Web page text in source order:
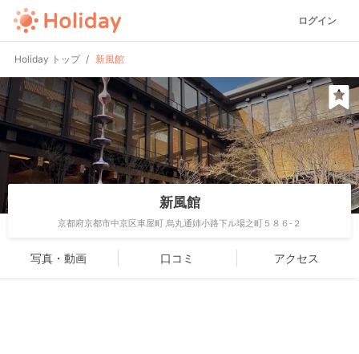
ログイン
Holiday トップ 新風館
新風館
京都府京都市中京区車屋町 烏丸通姉小路下ル場之町５８６-２
写真・動画 口コミ アクセス